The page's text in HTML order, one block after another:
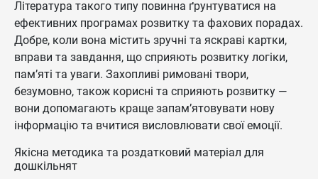
Література такого типу повинна ґрунтуватися на
ефективних програмах розвитку та фахових порадах.
Добре, коли вона містить зручні та яскраві картки,
вправи та завдання, що сприяють розвитку логіки,
пам’яті та уваги. Захопливі римовані твори,
безумовно, також корисні та сприяють розвитку —
вони допомагають краще запам’ятовувати нову
інформацію та вчитися висловлювати свої емоції.
Якісна методика та роздатковий матеріал для
дошкільнят